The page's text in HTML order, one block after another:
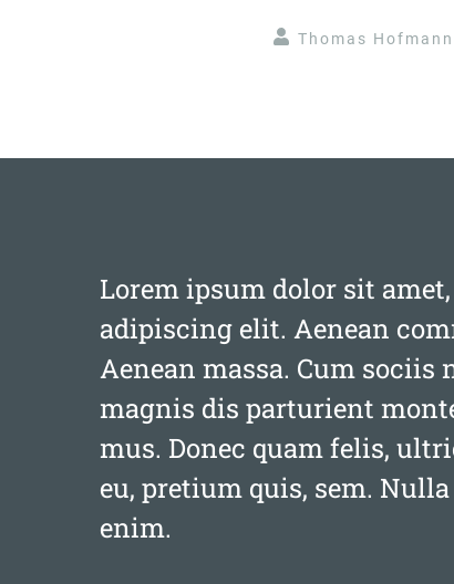
Thomas Hofmann
Lorem ipsum dolor sit
adipiscing elit. Aenean
Aenean massa. Cum sociis
magnis dis parturient
mus. Donec quam felis,
eu, pretium quis, sem.
enim.